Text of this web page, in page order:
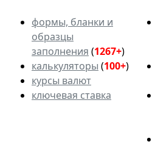
формы, бланки и
образцы
заполнения (1267+)
калькуляторы (100+)
курсы валют
ключевая ставка